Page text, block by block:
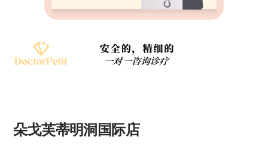
朵戈芙蒂明洞国际店